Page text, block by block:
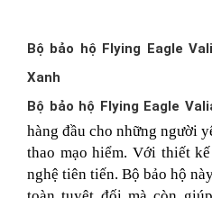
Bộ bảo hộ Flying Eagle
Xanh
Bộ bảo hộ Flying Eagle
hàng đầu cho những người
thao mạo hiểm. Với thiết
nghệ tiên tiến. Bộ bảo hộ